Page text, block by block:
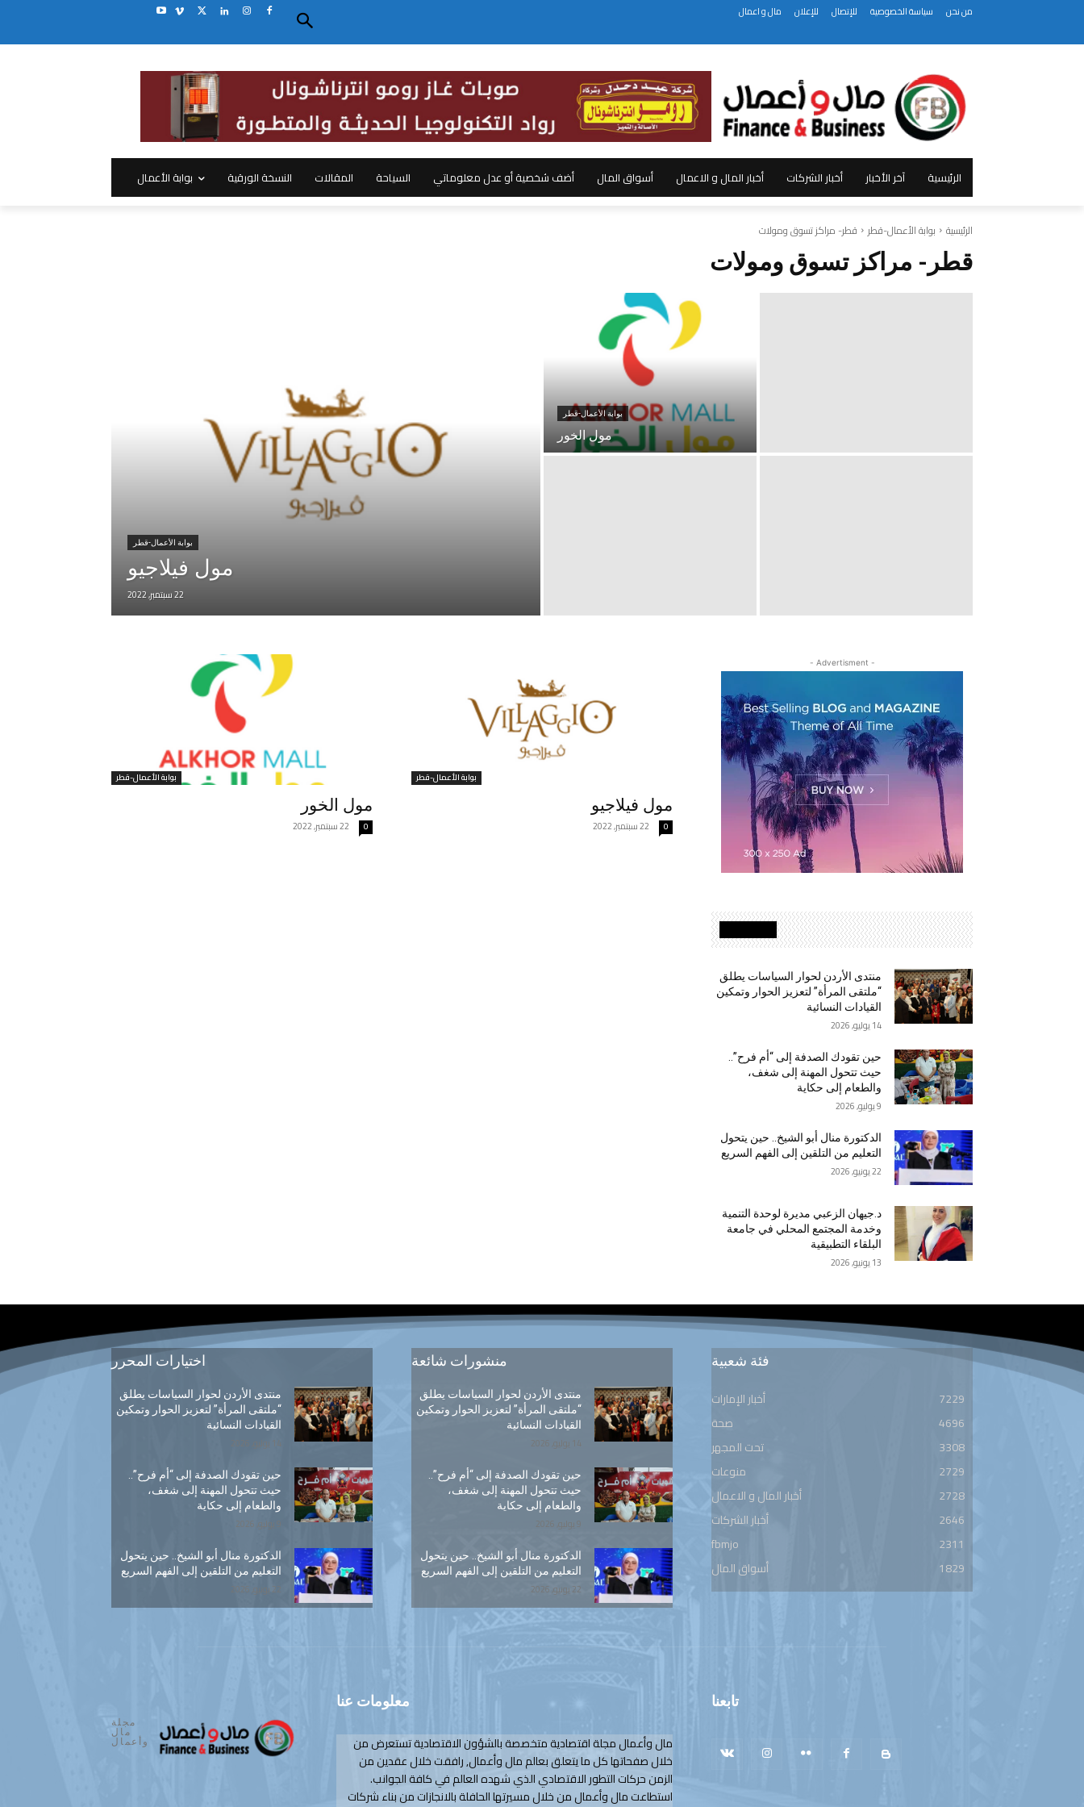
مال و اعمال للإعلان للإتصال سياسة الخصوصية من نحن
الرئيسية آخر الأخبار أخبار الشركات أخبار المال و الاعمال أسواق المال أضف شخصية أو عدل معلوماتي السياحة المقالات النسخة الورقية بوابة الأعمال
الرئيسية بوابة الأعمال-قطر قطر- مراكز تسوق ومولات
قطر- مراكز تسوق ومولات
بوابة الأعمال-قطر
مول فيلاجيو
22 سبتمبر, 2022
بوابة الأعمال-قطر
مول الخور
بوابة الأعمال-قطر
مول فيلاجيو
22 سبتمبر, 2022 0
بوابة الأعمال-قطر
مول الخور
22 سبتمبر, 2022 0
- Advertisment -
منتدى الأردن لحوار السياسات يطلق
“ملتقى المرأة” لتعزيز الحوار وتمكين
القيادات النسائية
14 يوليو, 2026
حين تقودك الصدفة إلى “أم فرح”..
حيث تتحول المهنة إلى شغف،
والطعام إلى حكاية
9 يوليو, 2026
الدكتورة منال أبو الشيخ.. حين يتحول
التعليم من التلقين إلى الفهم السريع
22 يونيو, 2026
د.جيهان الزعبي مديرة لوحدة التنمية
وخدمة المجتمع المحلي في جامعة
البلقاء التطبيقية
13 يونيو, 2026
اختيارات المحرر
منتدى الأردن لحوار السياسات يطلق
“ملتقى المرأة” لتعزيز الحوار وتمكين
القيادات النسائية
14 يوليو, 2026
حين تقودك الصدفة إلى “أم فرح”..
حيث تتحول المهنة إلى شغف،
والطعام إلى حكاية
الدكتورة منال أبو الشيخ.. حين يتحول
التعليم من التلقين إلى الفهم السريع
22 يونيو, 2026
منشورات شائعة
منتدى الأردن لحوار السياسات يطلق
“ملتقى المرأة” لتعزيز الحوار وتمكين
القيادات النسائية
14 يوليو, 2026
حين تقودك الصدفة إلى “أم فرح”..
حيث تتحول المهنة إلى شغف،
والطعام إلى حكاية
9 يوليو, 2026
الدكتورة منال أبو الشيخ.. حين يتحول
التعليم من التلقين إلى الفهم السريع
22 يونيو, 2026
فئة شعبية
أخبار الإمارات
7229
صحة
4696
تحت المجهر
3308
منوعات
2729
أخبار المال و الاعمال
2728
أخبار الشركات
2646
fbmjo
2311
أسواق المال
1829
مجلة
مال
وأعمال
معلومات عنا
مال وأعمال مجلة اقتصادية متخصصة بالشؤون الاقتصادية تستعرض من
خلال صفحاتها كل ما يتعلق بعالم مال وأعمال, رافقت خلال عقدين من
الزمن حركات التطور الاقتصادي الذي شهده العالم في كافة الجوانب.
استطاعت مال وأعمال من خلال مسيرتها الحافلة بالانجازات من بناء شركات
تابعنا